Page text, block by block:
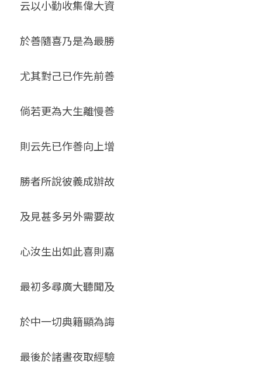
云以小勤收集偉大資
於善隨喜乃是為最勝
尤其對己已作先前善
倘若更為大生離慢善
則云先已作善向上增
勝者所說彼義成辦故
及見甚多另外需要故
心汝生出如此喜則嘉
最初多尋廣大聽聞及
於中一切典籍顯為誨
最後於諸晝夜取經驗